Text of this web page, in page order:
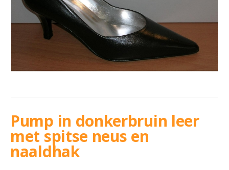
Pump in donkerbruin leer
met spitse neus en
naaldhak